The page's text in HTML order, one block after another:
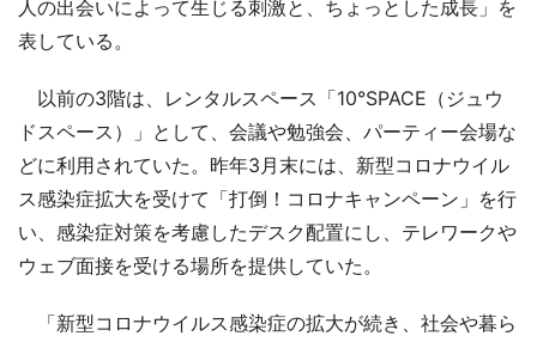
人の出会いによって生じる刺激と、ちょっとした成長」を
表している。
以前の3階は、レンタルスペース「10°SPACE（ジュウ
ドスペース）」として、会議や勉強会、パーティー会場な
どに利用されていた。昨年3月末には、新型コロナウイル
ス感染症拡大を受けて「打倒！コロナキャンペーン」を行
い、感染症対策を考慮したデスク配置にし、テレワークや
ウェブ面接を受ける場所を提供していた。
「新型コロナウイルス感染症の拡大が続き、社会や暮ら